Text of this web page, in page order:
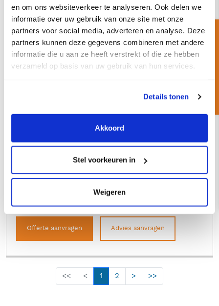
en om ons websiteverkeer te analyseren. Ook delen we
informatie over uw gebruik van onze site met onze
partners voor social media, adverteren en analyse. Deze
partners kunnen deze gegevens combineren met andere
informatie die u aan ze heeft verstrekt of die ze hebben
verzameld op basis van uw gebruik van hun services.
Details tonen
Akkoord
Stel voorkeuren in
Weigeren
Optie: 6 modellen
Offerte aanvragen Advies aanvragen
Delfin
ZFR EV ATEX
380 Volt 0,75, 2,6 of 4,8 kW
/uur luchtdebiet
Offerte aanvragen Advies aanvragen
<< < 1 2 > >>
Een korte vraag